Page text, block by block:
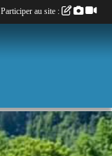
Participer au site :